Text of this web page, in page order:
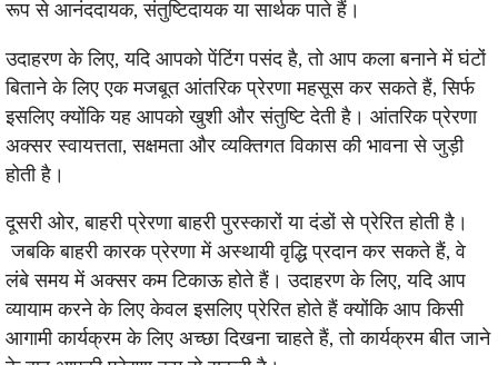
रूप से आनंददायक, संतुष्टिदायक या सार्थक पाते हैं।
उदाहरण के लिए, यदि आपको पेंटिंग पसंद है, तो आप कला बनाने में घंटों
बिताने के लिए एक मजबूत आंतरिक प्रेरणा महसूस कर सकते हैं, सिर्फ
इसलिए क्योंकि यह आपको खुशी और संतुष्टि देती है। आंतरिक प्रेरणा
अक्सर स्वायत्तता, सक्षमता और व्यक्तिगत विकास की भावना से जुड़ी
होती है।
दूसरी ओर, बाहरी प्रेरणा बाहरी पुरस्कारों या दंडों से प्रेरित होती है।
जबकि बाहरी कारक प्रेरणा में अस्थायी वृद्धि प्रदान कर सकते हैं, वे
लंबे समय में अक्सर कम टिकाऊ होते हैं। उदाहरण के लिए, यदि आप
व्यायाम करने के लिए केवल इसलिए प्रेरित होते हैं क्योंकि आप किसी
आगामी कार्यक्रम के लिए अच्छा दिखना चाहते हैं, तो कार्यक्रम बीत जाने